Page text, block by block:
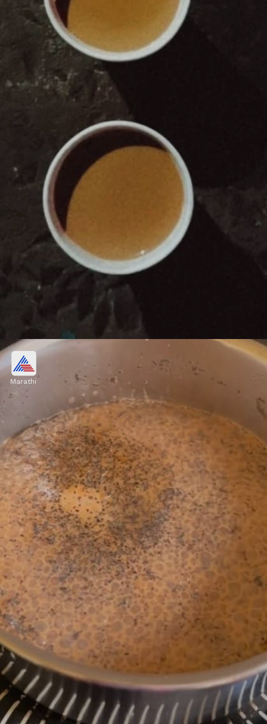
कडक चहा
पावसाळ्याच्या गारव्यात गरमागरम आणि थोडा झणझणीत चहा
पिण्याची मजाच काही और असते. तुम्ही घरीच अगदी सोप्या पद्धतीने
असा कडक चहा बनवू शकता.
Image credits: instagram
Marathi